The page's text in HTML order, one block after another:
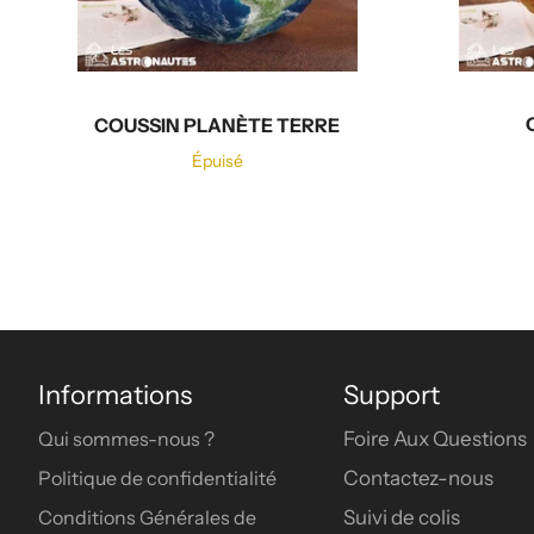
COUSSIN PLANÈTE TERRE
Épuisé
Informations
Qui sommes-nous ?
Politique de confidentialité
Conditions Générales de
Support
Foire Aux Questions
Contactez-nous
Suivi de colis